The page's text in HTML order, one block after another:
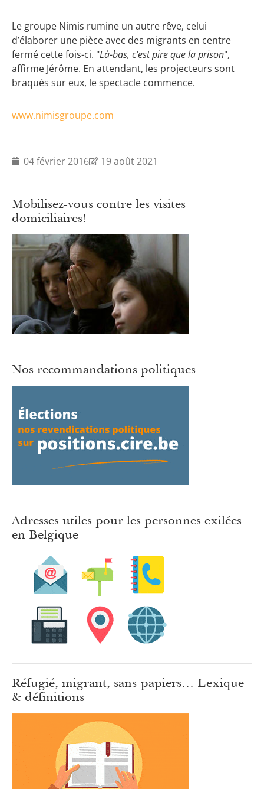
Le groupe Nimis rumine un autre rêve, celui
d’élaborer une pièce avec des migrants en centre
fermé cette fois-ci. "Là-bas, c’est pire que la prison",
affirme Jérôme. En attendant, les projecteurs sont
braqués sur eux, le spectacle commence.
www.nimisgroupe.com
04 février 2016 19 août 2021
Mobilisez-vous contre les visites
domiciliaires!
Nos recommandations politiques
Adresses utiles pour les personnes exilées
en Belgique
Réfugié, migrant, sans-papiers… Lexique
& définitions